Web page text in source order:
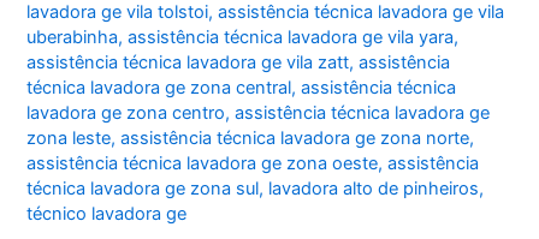
lavadora ge vila tolstoi,assistência técnica lavadora ge vila
uberabinha,assistência técnica lavadora ge vila yara,
assistência técnica lavadora ge vila zatt,assistência
técnica lavadora ge zona central,assistência técnica
lavadora ge zona centro,assistência técnica lavadora ge
zona leste,assistência técnica lavadora ge zona norte,
assistência técnica lavadora ge zona oeste,assistência
técnica lavadora ge zona sul, lavadora alto de pinheiros,
técnico lavadora ge